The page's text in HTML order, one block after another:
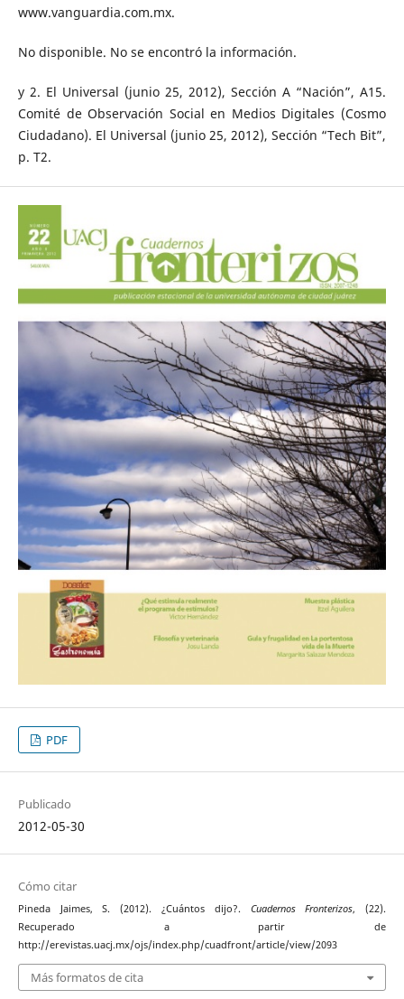
www.vanguardia.com.mx.
No disponible. No se encontró la información.
y 2. El Universal (junio 25, 2012), Sección A “Nación”, A15.
Comité de Observación Social en Medios Digitales (Cosmo
Ciudadano). El Universal (junio 25, 2012), Sección “Tech Bit”,
p. T2.
PDF
Publicado
2012-05-30
Cómo citar
Pineda Jaimes, S. (2012). ¿Cuántos dijo?. Cuadernos Fronterizos, (22).
Recuperado a partir de
http://erevistas.uacj.mx/ojs/index.php/cuadfront/article/view/2093
Más formatos de cita